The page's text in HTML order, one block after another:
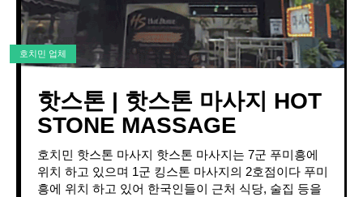
호치민 업체
핫스톤 | 핫스톤 마사지 HOT
STONE MASSAGE
호치민 핫스톤 마사지 핫스톤 마사지는 7군 푸미흥에
위치 하고 있으며 1군 킹스톤 마사지의 2호점이다 푸미
흥에 위치 하고 있어 한국인들이 근처 식당, 술집 등을